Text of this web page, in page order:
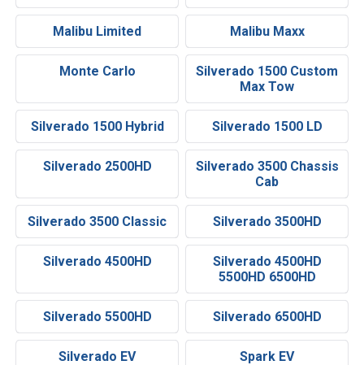
Malibu Limited Malibu Maxx
Monte Carlo
Silverado 1500 Custom
Max Tow
Silverado 1500 Hybrid Silverado 1500 LD
Silverado 2500HD
Silverado 3500 Chassis
Cab
Silverado 3500 Classic Silverado 3500HD
Silverado 4500HD
Silverado 4500HD
5500HD 6500HD
Silverado 5500HD Silverado 6500HD
Silverado EV Spark EV